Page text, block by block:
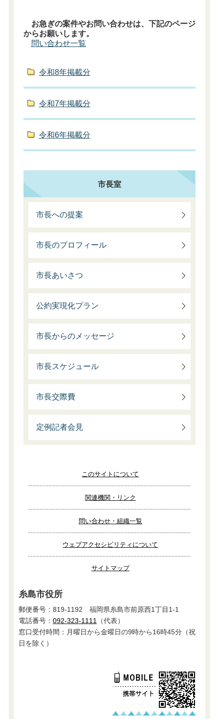
お急ぎの案件やお問い合わせは、下記のページ
からお願いします。
問い合わせ一覧
令和8年掲載分
令和7年掲載分
令和6年掲載分
市長室
市長への提案
市長のプロフィール
市長あいさつ
公約実現化プラン
市長からのメッセージ
市長スケジュール
市長交際費
定例記者会見
このサイトについて
関連機関・リンク
問い合わせ・組織一覧
ウェブアクセシビリティについて
サイトマップ
糸島市役所
郵便番号：819-1192 福岡県糸島市前原西1丁目1-1
電話番号： 092-323-1111
（代表）
窓口受付時間：月曜日から金曜日の9時から16時45分（祝
日を除く）